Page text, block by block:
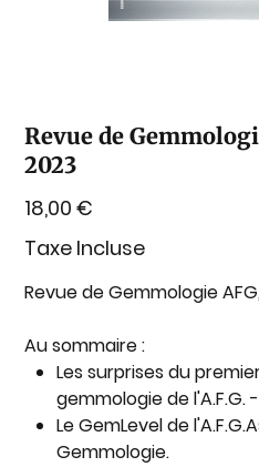
Revue de
2023
18,00 €
Taxe Incluse
Revue de Gemmologie
Au sommaire :
Les surprises du
gemmologie de l'A.F.G. -
Le GemLevel de
Gemmologie.